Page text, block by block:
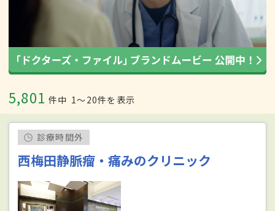
5,801 件中 1〜20件を表示
診療時間外
西梅田静脈瘤・痛みのクリニック